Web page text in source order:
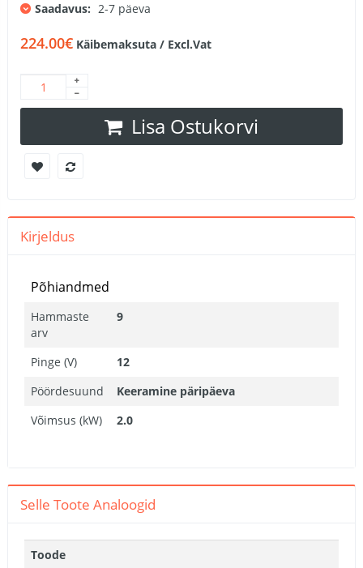
Saadavus: 2-7 päeva
224.00€ Käibemaksuta / Excl.Vat
Lisa Ostukorvi
Kirjeldus
Põhiandmed
Hammaste
arv
9
Pinge (V)
12
Pöördesuund
Keeramine päripäeva
Võimsus (kW)
2.0
Selle Toote Analoogid
Toode